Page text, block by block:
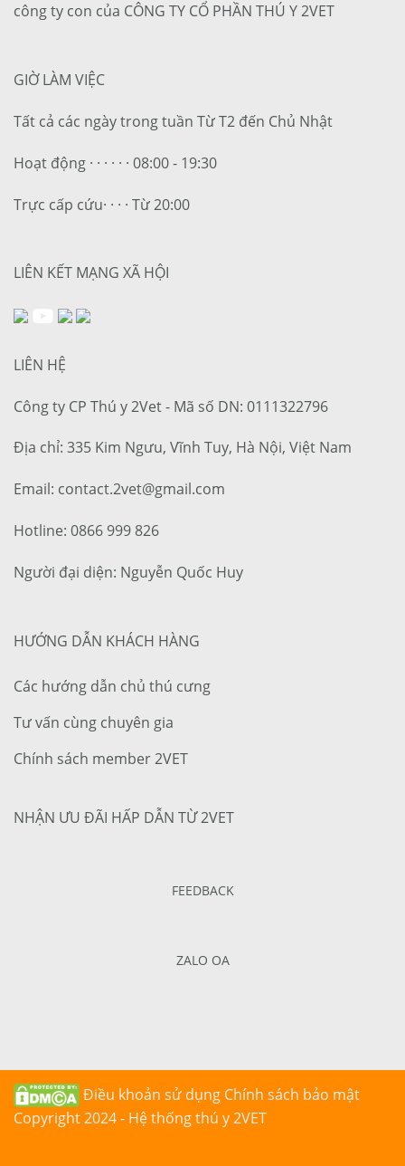
công ty con của CÔNG TY CỔ PHẦN THÚ Y 2VET
GIỜ LÀM VIỆC
Tất cả các ngày trong tuần Từ T2 đến Chủ Nhật
Hoạt động · · · · · · 08:00 - 19:30
Trực cấp cứu· · · · Từ 20:00
LIÊN KẾT MẠNG XÃ HỘI
LIÊN HỆ
Công ty CP Thú y 2Vet - Mã số DN: 0111322796
Địa chỉ: 335 Kim Ngưu, Vĩnh Tuy, Hà Nội, Việt Nam
Email: contact.2vet@gmail.com
Hotline: 0866 999 826
Người đại diện: Nguyễn Quốc Huy
HƯỚNG DẪN KHÁCH HÀNG
Các hướng dẫn chủ thú cưng
Tư vấn cùng chuyên gia
Chính sách member 2VET
NHẬN ƯU ĐÃI HẤP DẪN TỪ 2VET
FEEDBACK
ZALO OA
Điều khoản sử dụng Chính sách bảo mật
Copyright 2024 - Hệ thống thú y 2VET